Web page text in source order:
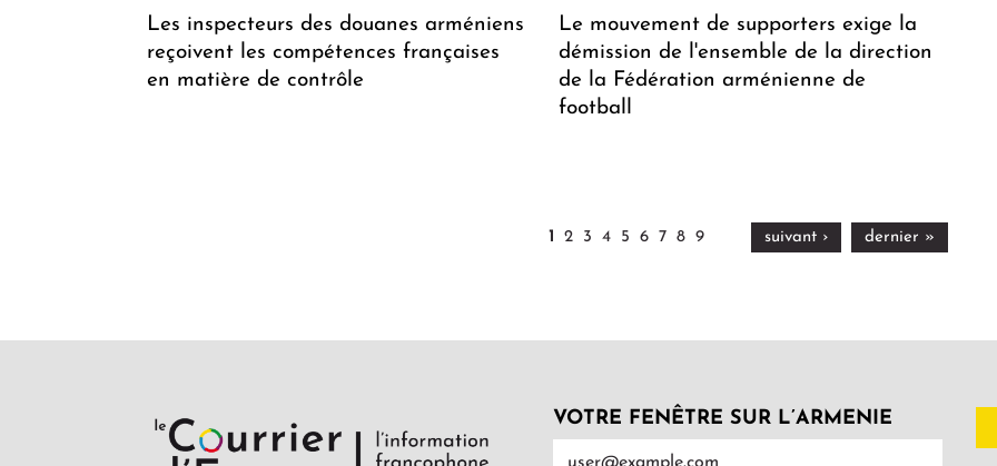
Les inspecteurs des douanes arméniens
reçoivent les compétences françaises
en matière de contrôle
Le mouvement de supporters exige la
démission de l'ensemble de la direction
de la Fédération arménienne de
football
1 2 3 4 5 6 7 8 9 suivant › dernier »
VOTRE FENÊTRE SUR L’ARMENIE